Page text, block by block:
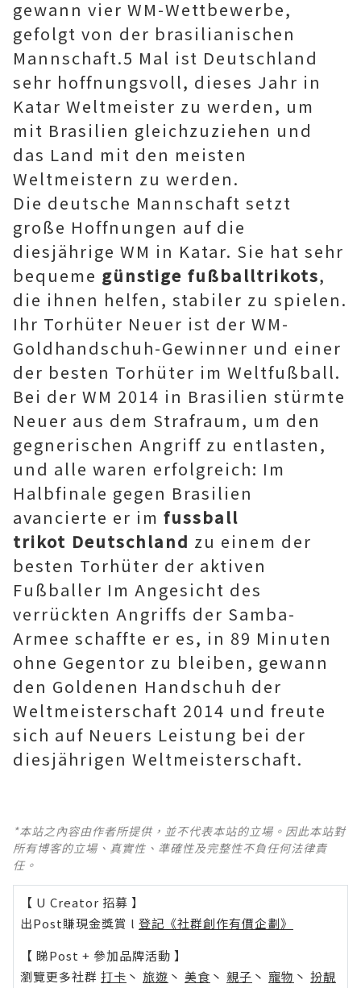
gewann vier WM-Wettbewerbe,
gefolgt von der brasilianischen
Mannschaft.5 Mal ist Deutschland
sehr hoffnungsvoll, dieses Jahr in
Katar Weltmeister zu werden, um
mit Brasilien gleichzuziehen und
das Land mit den meisten
Weltmeistern zu werden.
Die deutsche Mannschaft setzt
große Hoffnungen auf die
diesjährige WM in Katar. Sie hat sehr
bequeme günstige fußballtrikots,
die ihnen helfen, stabiler zu spielen.
Ihr Torhüter Neuer ist der WM-
Goldhandschuh-Gewinner und einer
der besten Torhüter im Weltfußball.
Bei der WM 2014 in Brasilien stürmte
Neuer aus dem Strafraum, um den
gegnerischen Angriff zu entlasten,
und alle waren erfolgreich: Im
Halbfinale gegen Brasilien
avancierte er im fussball
trikot Deutschland zu einem der
besten Torhüter der aktiven
Fußballer Im Angesicht des
verrückten Angriffs der Samba-
Armee schaffte er es, in 89 Minuten
ohne Gegentor zu bleiben, gewann
den Goldenen Handschuh der
Weltmeisterschaft 2014 und freute
sich auf Neuers Leistung bei der
diesjährigen Weltmeisterschaft.
*本站之內容由作者所提供，並不代表本站的立場。因此本站對
所有博客的立場、真實性、準確性及完整性不負任何法律責
任。
【 U Creator 招募 】
出Post賺現金獎賞 l 登記《社群創作有價企劃》
【 睇Post + 參加品牌活動 】
瀏覽更多社群 打卡 丶 旅遊 丶 美食 丶 親子 丶 寵物 丶 扮靚